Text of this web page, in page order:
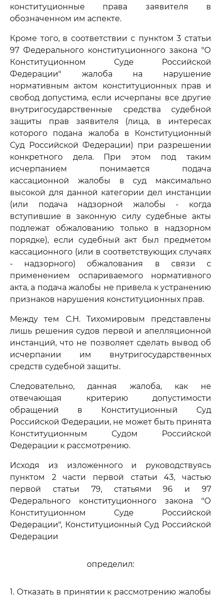
конституционные права заявителя в
обозначенном им аспекте.
Кроме того, в соответствии с пунктом 3 статьи
97 Федерального конституционного закона "О
Конституционном Суде Российской
Федерации" жалоба на нарушение
нормативным актом конституционных прав и
свобод допустима, если исчерпаны все другие
внутригосударственные средства судебной
защиты прав заявителя (лица, в интересах
которого подана жалоба в Конституционный
Суд Российской Федерации) при разрешении
конкретного дела. При этом под таким
исчерпанием понимается подача
кассационной жалобы в суд максимально
высокой для данной категории дел инстанции
(или подача надзорной жалобы - когда
вступившие в законную силу судебные акты
подлежат обжалованию только в надзорном
порядке), если судебный акт был предметом
кассационного (или в соответствующих случаях
- надзорного) обжалования в связи с
применением оспариваемого нормативного
акта, а подача жалобы не привела к устранению
признаков нарушения конституционных прав.
Между тем С.Н. Тихомировым представлены
лишь решения судов первой и апелляционной
инстанций, что не позволяет сделать вывод об
исчерпании им внутригосударственных
средств судебной защиты.
Следовательно, данная жалоба, как не
отвечающая критерию допустимости
обращений в Конституционный Суд
Российской Федерации, не может быть принята
Конституционным Судом Российской
Федерации к рассмотрению.
Исходя из изложенного и руководствуясь
пунктом 2 части первой статьи 43, частью
первой статьи 79, статьями 96 и 97
Федерального конституционного закона "О
Конституционном Суде Российской
Федерации", Конституционный Суд Российской
Федерации
определил:
1. Отказать в принятии к рассмотрению жалобы